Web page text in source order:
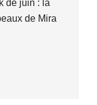
de juin : la
de Mira